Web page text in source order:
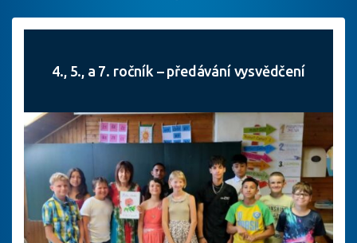
4., 5., a 7. ročník – předávání vysvědčení